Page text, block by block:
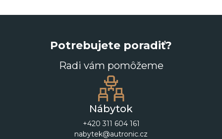
Potrebujete poradiť?
Radi vám pomôžeme
Nábytok
+420 311 604 161
nabytek@autronic.cz